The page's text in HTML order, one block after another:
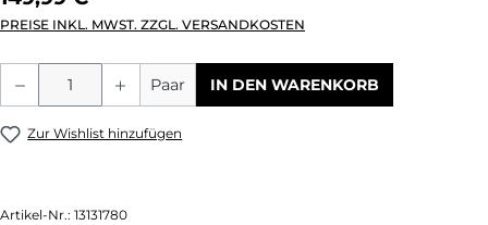
PREISE INKL. MWST. ZZGL. VERSANDKOSTEN
Produkt Anzahl: Gib den gewünschten
Paar IN DEN WARENKORB
Zur Wishlist hinzufügen
Artikel-Nr.: 13131780